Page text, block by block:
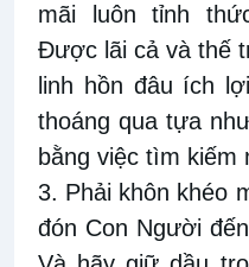
mãi luôn tỉnh
Được lãi cả và thế
linh hồn đâu ích
thoáng qua tựa
bằng việc tìm
3. Phải khôn khéo
đón Con Người